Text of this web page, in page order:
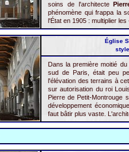
soins de l'architecte
phénomène qui frappa la
l'État en 1905 : multiplier
Église
Dans la première moitié
sud de Paris, était peu
l'élévation des terrains à
sur autorisation du roi
Pierre de Petit-Montrouge
développement
faut bâtir plus vaste.